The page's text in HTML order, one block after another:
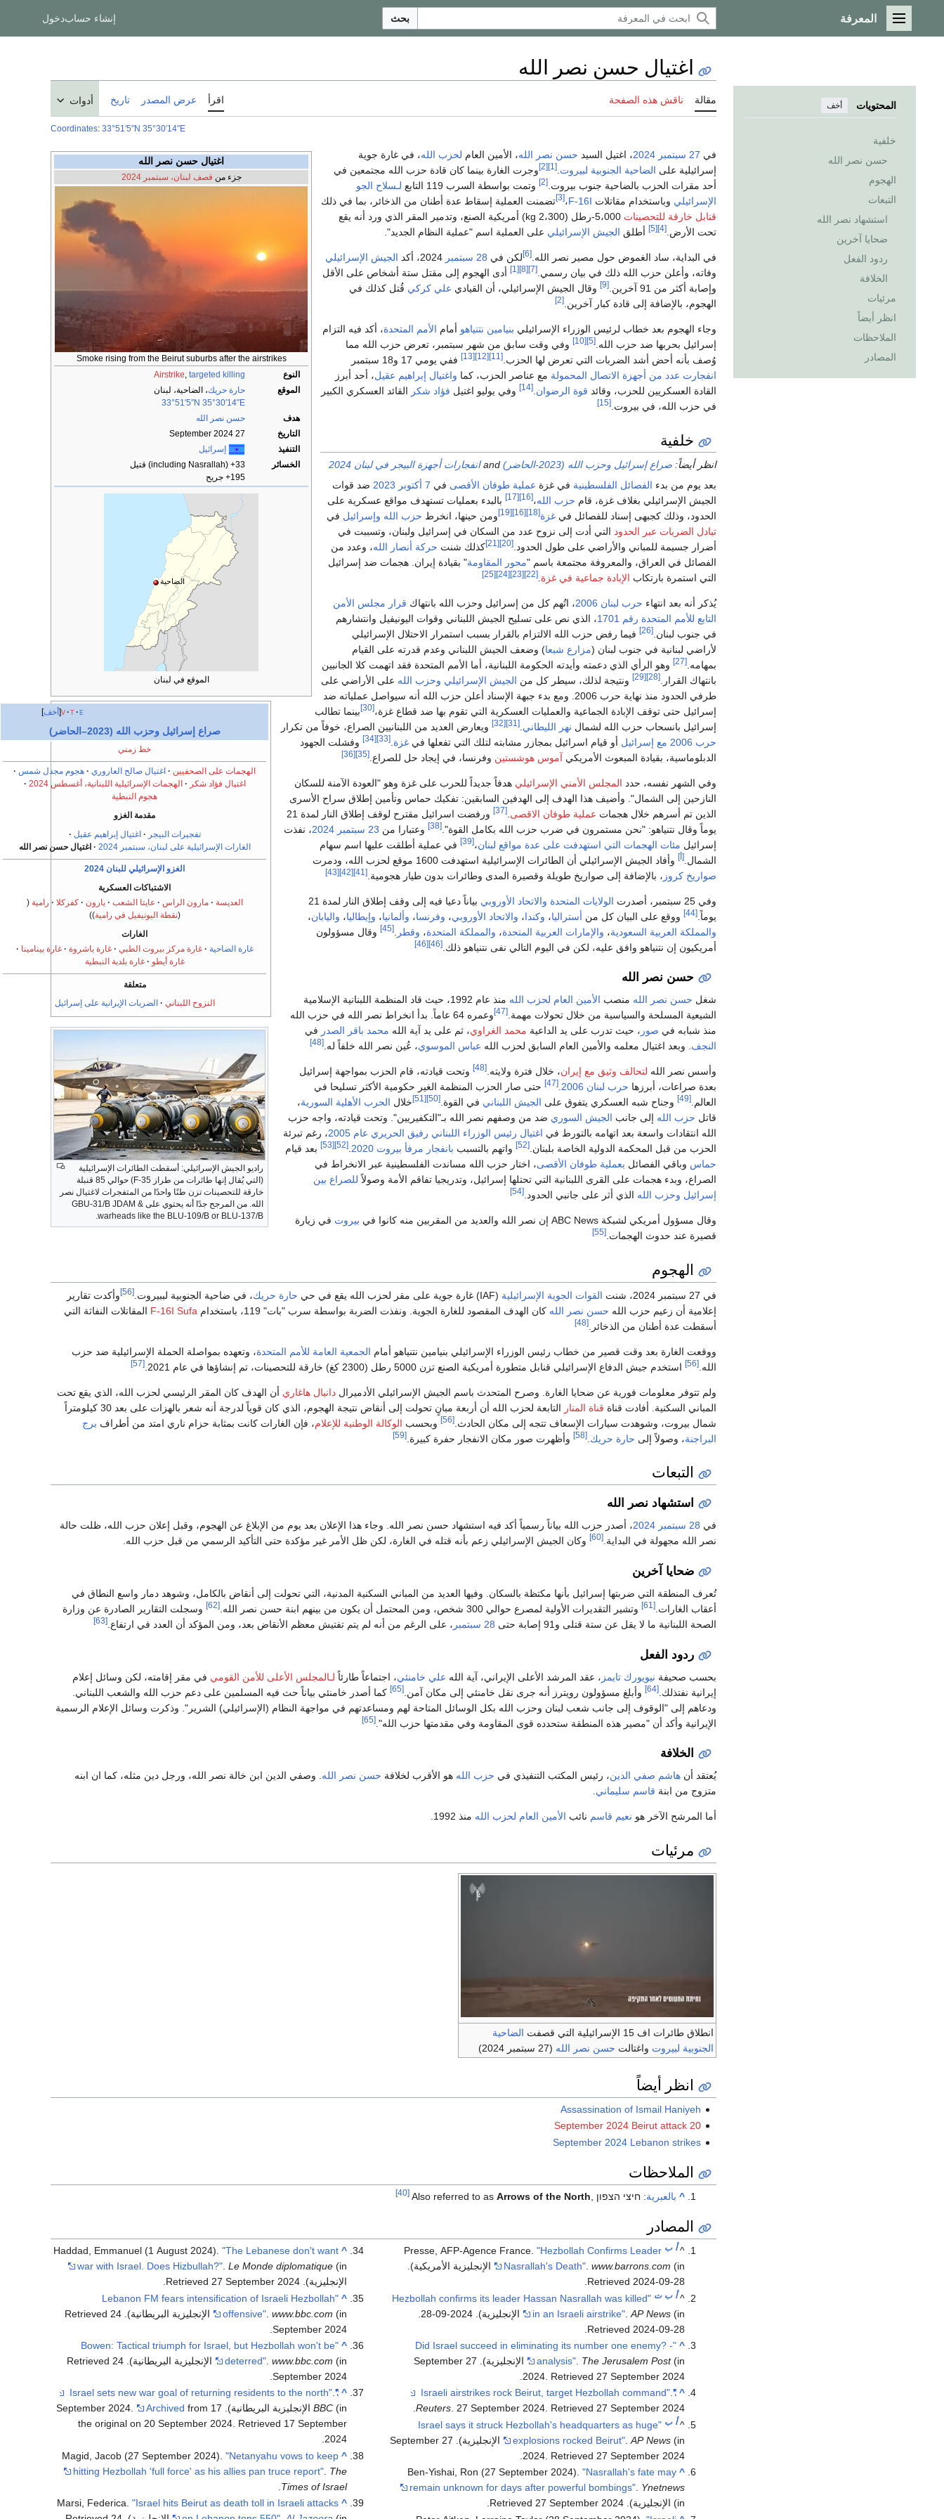
القائمة الرئيسية
المعرفة بحث إنشاء حسابدخول
المحتويات أخف
خلفية
حسن نصر الله
الهجوم
التبعات
استشهاد نصر الله
ضحايا آخرين
ردود الفعل
الخلافة
مرئيات
انظر أيضاً
الملاحظات
المصادر
اغتيال حسن نصر الله
مقالة ناقش هذه الصفحة اقرأ عرض المصدر تاريخ أدوات
Coordinates: 33°51′5″N 35°30′14″E
اغتيال حسن نصر الله
جزء من قصف لبنان، سبتمبر 2024
Smoke rising from the Beirut suburbs after the airstrikes
النوع
Airstrike, targeted killing
الموقع
حارة حريك، الضاحية، لبنان
33°51′5″N 35°30′14″E
هدف
حسن نصر الله
التاريخ
27 September 2024
التنفيذ
إسرائيل
الخسائر
33+ (including Nasrallah) قتيل
195+ جريح
الضاحية
الموقع في لبنان
أخف v t e
صراع إسرائيل وحزب الله (2023–الحاضر)
خط زمني
الهجمات على الصحفيين اغتيال صالح العاروري
هجوم مجدل شمس
اغتيال فؤاد شكر
الهجمات الإسرائيلية اللبنانية، أغسطس 2024
هجوم النبطية
مقدمة الغزو
تفجيرات البيجر
اغتيال إبراهيم عقيل
الغارات الإسرائيلية على لبنان، سبتمبر 2024
اغتيال حسن نصر الله
الغزو الإسرائيلي للبنان 2024
الاشتباكات العسكرية
العديسة
مارون الراس عايتا الشعب يارون كفركلا
رامية
نقطة اليونيفيل في رامية
الغارات
غارة الضاحية
غارة مركز بيروت الطبي غارة باشروة
غارة بينامينا
غارة أيطو
غارة بلدية النبطية
متعلقة
النزوح اللبناني
الضربات الإيرانية على إسرائيل
في 27 سبتمبر 2024، اغتيل السيد حسن نصر الله، الأمين العام لحزب الله، في غارة جوية
إسرائيلية على الضاحية الجنوبية لبيروت [1]
[2]
وجرت الغارة بينما كان قادة حزب الله مجتمعين في
أحد مقرات الحزب بالضاحية جنوب بيروت. [2] وتمت بواسطة السرب 119 التابع
لـسلاح الجو
الإسرائيلي وباستخدام مقاتلات F-16I،[3]
تضمنت العملية إسقاط عدة أطنان من الذخائر، بما في ذلك
قنابل خارقة للتحصينات
5،000-رطل (2،300 kg) أمريكية الصنع، وتدمير المقر الذي ورد أنه يقع
تحت الأرض. [4]
[5] أطلق الجيش الإسرائيلي على العملية اسم "عملية النظام الجديد".
في البداية، ساد الغموض حول مصير نصر الله. [6] لكن في 28 سبتمبر
الجيش الإسرائيلي
وفاته، وأعلن حزب الله ذلك في بيان رسمي. [7]
[8]
[1]
أدى الهجوم إلى مقتل ستة أشخاص على الأقل
وإصابة أكثر من 91 آخرين.
[9] وقال الجيش الإسرائيلي، أن القيادي علي كركي قُتل كذلك في
الهجوم، بالإضافة إلى قادة كبار آخرين. [2]
وجاء الهجوم بعد خطاب لرئيس الوزراء الإسرائيلي بنيامين نتنياهو أمام الأمم المتحدة، أكد فيه التزام
إسرائيل بحربها ضد حزب الله. [5]
[10]
وفي وقت سابق من شهر سبتمبر، تعرض حزب الله مما
وُصف بأنه أحض أشد الضربات التي تعرض لها الحزب. [11]
[12]
[13]
ففي يومي 17 و18 سبتمبر
انفجارت عدد من أجهزة الاتصال المحمولة مع عناصر الحزب، كما واغتيال إبراهيم عقيل، أحد أبرز
القادة العسكريين للحزب، وقائد قوة الرضوان [14] وفي يوليو اغتيل فؤاد شكر القائد العسكري الكبير
في حزب الله، في بيروت. [15]
خلفية
انظر أيضاً: صراع إسرائيل وحزب الله (2023-الحاضر) انفجارات أجهزة البيجر في لبنان 2024
راديو الجيش الإسرائيلي: أسقطت الطائرات الإسرائيلية
(التي يُقال إنها طائرات من طراز F-35) حوالي 85 قنبلة
خارقة للتحصينات تزن طنًا واحدًا من المتفجرات لاغتيال نصر
الله. من المرجح جدًا أنه يحتوي على GBU-31/B JDAM &
warheads like the BLU-109/B or BLU-137/B.
بعد يوم من بدء الفصائل الفلسطينية في غزة عملية طوفان الأقصى في 7 أكتوبر 2023 ضد قوات
الجيش الإسرائيلي بغلاف غزة، قام حزب الله،[16]
[17]
بالبدء بعمليات تستهدف مواقع عسكرية على
الحدود، وذلك كجبهى إسناد للفصائل في غزة[18]
[16]
[19] ومن حينها، انخرط حزب الله وإسرائيل في
تبادل الضربات عبر الحدود التي أدت إلى نزوح عدد من السكان في إسرائيل ولبنان، وتسببت في
أضرار جسيمة للمباني والأراضي على طول الحدود. [20]
[21] كذلك شنت حركة أنصار الله، وعدد من
الفصائل في العراق، والمعروفة مجتمعة باسم "محور المقاومة" بقيادة إيران. هجمات ضد إسرائيل
التي استمرة بارتكاب الإبادة جماعية في غزة [22]
[23]
[24]
[25]
يُذكر أنه بعد انتهاء حرب لبنان 2006 ، اتُهم كل من إسرائيل وحزب الله بانتهاك قرار مجلس الأمن
التابع للأمم المتحدة رقم 1701
، الذي نص على تسليح الجيش اللبناني وقوات اليونيفيل وانتشارهم
في جنوب لبنان. [26]
فيما رفض حزب الله الالتزام بالقرار بسبب استمرار الاحتلال الإسرائيلي
لأراضي لبنانية في جنوب لبنان (مزارع شبعا) وضعف الجيش اللبناني وعدم قدرته على القيام
بمهامه. [27]
وهو الرأي الذي دعمته وأيدته الحكومة اللبنانية، أما الأمم المتحدة فقد اتهمت كلا الجانبين
بانتهاك القرار.
[28]
[29] ونتيجة لذلك، سيطر كل من الجيش الإسرائيلي وحزب الله على الأراضي على
طرفي الحدود منذ نهاية حرب 2006. ومع بدء جبهة الإسناد أعلن حزب الله أنه سيواصل عملياته ضد
إسرائيل حتى توقف الإبادة الجماعية والعمليات العسكرية التي تقوم بها ضد قطاع غزة،[30]
بينما تطالب
إسرائيل بانسحاب حزب الله لشمال نهر الليطاني [31]
[32]
ويعارض العديد من اللبنانيين الصراع، خوفاً من تكرار
حرب 2006 مع إسرائيل
أو قيام اسرائيل بمجازر مشابته لتلك التي تفعلها في غزة [33]
[34]
وفشلت الجهود
الدبلوماسية، بقيادة المبعوث الأمريكي آموس هوشستين وفرنسا، في إيجاد حل للصراع. [35]
[36]
وفي الشهر نفسه، حدد المجلس الأمني ​​الإسرائيلي هدفاً جديداً للحرب على غزة وهو "العودة الآمنة للسكان
النازحين إلى الشمال". وأضيف هذا الهدف إلى الهدفين السابقين: تفكيك حماس وتأمين إطلاق سراح الأسرى
الذين تم أسرهم خلال هجمات عملية طوفان الاقصى [37]
ورفضت اسرائيل مقترح لوقف إطلاق النار لمدة 21
يوماً وقال نتنياهو: "نحن مستمرون في ضرب حزب الله بكامل القوة". [38] وعتبارا من 23 سبتمبر 2024، نفذت
إسرائيل مئات الهجمات التي استهدفت على عدة مواقع لبنان،[39]
في عملية أطلقت عليها اسم سهام
الشمال. [أ] وأفاد الجيش الإسرائيلي أن الطائرات الإسرائيلية استهدفت 1600 موقع لحزب الله، ودمرت
صواريخ كروز ، بالإضافة إلى صواريخ طويلة وقصيرة المدى وطائرات بدون طيار هجومية. [41]
[42]
[43]
وفي 25 سبتمبر، أصدرت الولايات المتحدة والاتحاد الأوروبي
بياناً دعيا فيه إلى وقف إطلاق النار لمدة 21
يوماً. [44] ووقع على البيان كل من أستراليا، وكندا، والاتحاد الأوروبي، وفرنسا، وألمانيا، وإيطاليا، واليابان،
والمملكة العربية السعودية، والإمارات العربية المتحدة، والمملكة المتحدة، وقطر [45]
وقال مسؤولون
أمريكيون إن نتنياهو وافق عليه، لكن في اليوم التالي نفى نتنياهو ذلك. [46]
[46]
حسن نصر الله
شغل حسن نصر الله منصب الأمين العام لحزب الله
منذ عام 1992، حيث قاد المنظمة اللبنانية الإسلامية
الشيعية المسلحة والسياسية من خلال تحولات مهمة. [47]
وعمره 64 عاماً. بدأ انخراط نصر الله في حزب الله
منذ شبابه في صور ، حيث تدرب على يد الداعية محمد الغراوي، ثم على يد آية الله محمد باقر الصدر في
النجف . وبعد اغتيال معلمه والأمين العام السابق لحزب الله عباس الموسوي، عُين نصر الله خلفاً له. [48]
وأسس نصر الله لتحالف وثيق مع إيران، خلال فترة ولايته. [48]
وتحت قيادته، قام الحزب بمواجهة إسرائيل
بعدة صراعات، أبرزها حرب لبنان 2006 [47]
حتى صار الحزب المنظمة الغير حكومية الأكثر تسليحا في
العالم. [49] وجناح شبه العسكري يتفوق على الجيش اللبناني في القوة. [50]
[51] خلال الحرب الأهلية السورية،
قاتل حزب الله إلى جانب الجيش السوري ضد من وصفهم نصر الله بـ"التكفيريين". وتحت قيادته، واجه حزب
الله انتقادات واسعة بعد اتهامه بالتورط في اغتيال رئيس الوزراء اللبناني رفيق الحريري عام 2005
، رغم تبرئة
الحزب من قبل المحكمة الدولية الخاصة بلبنان. [52] واتهم بالتسبب بانفجار مرفأ بيروت 2020 [52]
[53]
بعد قيام
حماس وباقي الفصائل بعملية طوفان الأقصى، اختار حزب الله مساندت الفلسطينية عبر الانخراط في
الصراع، وبدء هجمات على القرى اللبنانية التي تحتلها إسرائيل، وتدريجيا تفاقم الأمة وصولاً للصراع بين
إسرائيل وحزب الله الذي أثر على جانبي الحدود. [54]
وقال مسؤول أمريكي لشبكة ABC News إن نصر الله والعديد من المقربين منه كانوا في بيروت في زيارة
قصيرة عند حدوث الهجمات. [55]
الهجوم
في 27 سبتمبر 2024، شنت القوات الجوية الإسرائيلية (IAF) غارة جوية على مقر لحزب الله يقع في حي حارة حريك، في ضاحية الجنوبية لببيروت. [56]
وأكدت تقارير
إعلامية أن زعيم حزب الله حسن نصر الله كان الهدف المقصود للغارة الجوية. ونفذت الضربة بواسطة سرب "بات" 119، باستخدام F-16I Sufa المقاتلات النفاثة التي
أسقطت عدة أطنان من الذخائر.
[48]
ووقعت الغارة بعد وقت قصير من خطاب رئيس الوزراء الإسرائيلي بنيامين نتنياهو أمام الجمعية العامة للأمم المتحدة، وتعهده بمواصلة الحملة الإسرائيلية ضد حزب
الله. [56] استخدم جيش الدفاع الإسرائيلي قنابل متطورة أمريكية الصنع تزن 5000 رطل (2300 كغ) خارقة للتحصينات، تم إنشاؤها في عام 2021. [57]
ولم تتوفر معلومات فورية عن ضحايا الغارة. وصرح المتحدث باسم الجيش الإسرائيلي الأدميرال دانيال هاغاري أن الهدف كان المقر الرئيسي لحزب الله، الذي يقع تحت
المباني السكنية. أفادت قناة قناة المنار
التابعة لحزب الله أن أربعة مبانٍ تحولت إلى أنقاض نتيجة الهجوم، الذي كان قوياً لدرجة أنه شعر بالهزات على بعد 30 كيلومتراً
شمال بيروت، وشوهدت سيارات الإسعاف تتجه إلى مكان الحادث. [56] وبحسب الوكالة الوطنية للإعلام، فإن الغارات كانت بمثابة حزام ناري امتد من أطراف برج
البراجنة، وصولاً إلى حارة حريك [58] وأظهرت صور مكان الانفجار حفرة كبيرة. [59]
التبعات
استشهاد نصر الله
في 28 سبتمبر 2024، أصدر حزب الله بياناً رسمياً أكد فيه استشهاد حسن نصر الله. وجاء هذا الإعلان بعد يوم من الإبلاغ عن الهجوم، وقبل إعلان حزب الله، ظلت حالة
نصر الله مجهولة في البداية.[60] وكان الجيش الإسرائيلي زعم بأنه قتله في الغارة، لكن ظل الأمر غير مؤكدة حتى التأكيد الرسمي من قبل حزب الله.
ضحايا آخرين
تُعرف المنطقة التي ضربتها إسرائيل بأنها مكتظة بالسكان. وفيها العديد من المباني السكنية المدنية، التي تحولت إلى أنقاض بالكامل، وشوهد دمار واسع النطاق في
أعقاب الغارات. [61] وتشير التقديرات الأولية لمصرع حوالي 300 شخص، ومن المحتمل أن يكون من بينهم ابنة حسن نصر الله. [62]
وسجلت التقارير الصادرة عن وزارة
الصحة اللبنانية ما لا يقل عن ستة قتلى و91 إصابة حتى
28 سبتمبر ، على الرغم من أنه لم يتم تفتيش معظم الأنقاض بعد، ومن المؤكد أن العدد في ارتفاع. [63]
ردود الفعل
بحسب صحيفة نيويورك تايمز ، عقد المرشد الأعلى الإيراني، آية الله علي خامنئي، اجتماعاً طارئاً لـالمجلس الأعلى للأمن القومي في مقر إقامته، لكن وسائل إعلام
إيرانية نفتذلك. [64] وأبلغ مسؤولون رويترز أنه جرى نقل خامنئي إلى مكان آمن. [65]
كما أصدر خامنئي بياناً حث فيه المسلمين على دعم حزب الله والشعب اللبناني.
ودعاهم إلى "الوقوف إلى جانب شعب لبنان وحزب الله بكل الوسائل المتاحة لهم ومساعدتهم في مواجهة النظام (الإسرائيلي) الشرير". وذكرت وسائل الإعلام الرسمية
الإيرانية وأكد أن "مصير هذه المنطقة ستحدده قوى المقاومة وفي مقدمتها حزب الله". [65]
الخلافة
يُعتقد أن هاشم صفي الدين، رئيس المكتب التنفيذي في حزب الله هو الأقرب لخلافة حسن نصر الله . وصفي الدين ابن خالة نصر الله، ورجل دين مثله، كما ان ابنه
متزوج من ابنة قاسم سليماني
أما المرشح الآخر هو نعيم قاسم نائب الأمين العام لحزب الله منذ 1992.
مرئيات
انطلاق طائرات اف 15 الإسرائيلية التي قصفت
الضاحية
الجنوبية لبيروت واغتالت حسن نصر الله (27 سبتمبر 2024)
انظر أيضاً
Assassination of Ismail Haniyeh
20 September 2024 Beirut attack
September 2024 Lebanon strikes
الملاحظات
^
Also referred to asArrows of the North بالعبرية: חיצי הצפון [40]
المصادر
^أ ب Presse, AFP-Agence France."Hezbollah Confirms Leader
Nasrallah's Death".www.barrons.com (in الإنجليزية الأمريكية)
.
Retrieved2024-09-28
.
^أ ب ت
"Hezbollah confirms its leader Hassan Nasrallah was killed
in an Israeli airstrike" .AP News (in الإنجليزية). 2024-09-28
Retrieved 2024-09-28
^
"Did Israel succeed in eliminating its number one enemy? -
analysis" The Jerusalem Post
(in الإنجليزية). 27 September
2024 . Retrieved 27 September 2024
^
"Israeli airstrikes rock Beirut, target Hezbollah command"
.
Reuters. 27 September 2024. Retrieved27 September 2024
.
^أ ب
"Israel says it struck Hezbollah's headquarters as huge
explosions rocked Beirut" .AP News
(in الإنجليزية). 27 September
2024 . Retrieved 27 September 2024
^
Ben-Yishai, Ron (27 September 2024)."Nasrallah's fate may
remain unknown for days after powerful bombings" Ynetnews
(in الإنجليزية)
. Retrieved
27 September 2024
^
Haddad, Emmanuel (1 August 2024)."The Lebanese don't want
war with Israel. Does Hizbullah?".Le Monde diplomatique (in
الإنجليزية). Retrieved
27 September 2024
.
^
"Lebanon FM fears intensification of Israeli Hezbollah
offensive" .www.bbc.com (in الإنجليزية البريطانية) . Retrieved
24
September 2024
.
^
"Bowen: Tactical triumph for Israel, but Hezbollah won't be
deterred" .www.bbc.com (in الإنجليزية البريطانية) . Retrieved
24
September 2024
.
^
"Israel sets new war goal of returning residents to the north"
.
BBC (in الإنجليزية البريطانية). 17 September 2024. Archived from
the original on 20 September 2024. Retrieved 17 September
2024
.
^
Magid, Jacob (27 September 2024)."Netanyahu vows to keep
hitting Hezbollah 'full force' as his allies pan truce report" The
Times of Israel
^
Marsi, Federica."Israel hits Beirut as death toll in Israeli attacks